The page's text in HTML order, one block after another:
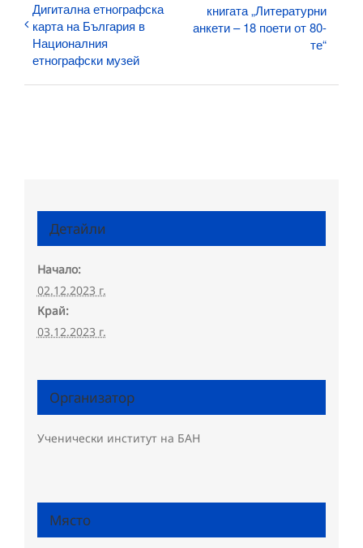
Дигитална етнографска
карта на България в
Националния
етнографски музей
книгата „Литературни
анкети – 18 поети от 80-
те“
Детайли
Начало:
02.12.2023 г.
Край:
03.12.2023 г.
Организатор
Ученически институт на БАН
Място